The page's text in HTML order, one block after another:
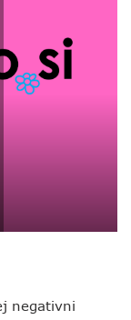
negativni